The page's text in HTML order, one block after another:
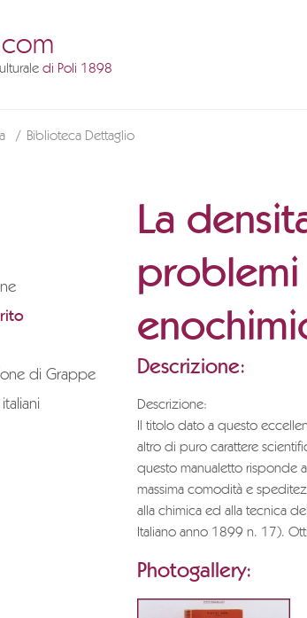
di Poli 1898
Biblioteca Dettaglio
di Grappe
La
Descrizione:
Descrizione:
Il titolo dato a questo
altro di puro carattere
questo manualetto risponde
massima comodità e
alla chimica ed alla tecnica
Italiano anno 1899 n. 17).
Photogallery: